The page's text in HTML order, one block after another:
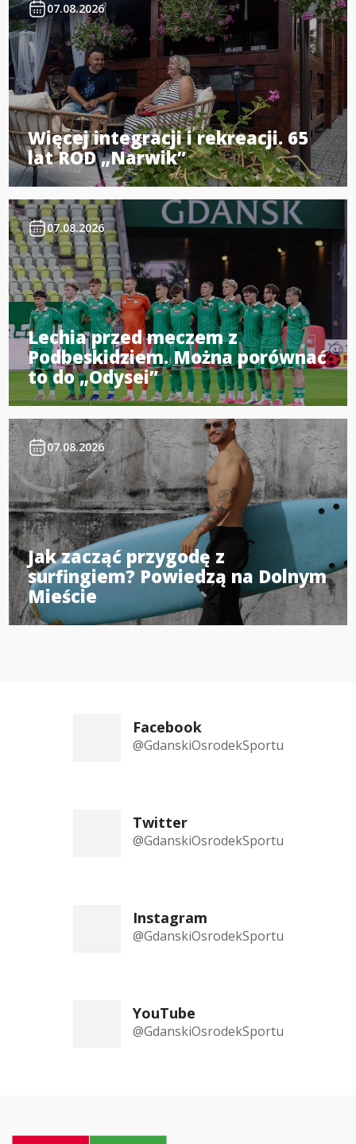
07.08.2026
Więcej integracji i rekreacji. 65
lat ROD „Narwik”
07.08.2026
Lechia przed meczem z
Podbeskidziem. Można porównać
to do „Odysei”
07.08.2026
Jak zacząć przygodę z
surfingiem? Powiedzą na Dolnym
Mieście
Facebook
@GdanskiOsrodekSportu
Twitter
@GdanskiOsrodekSportu
Instagram
@GdanskiOsrodekSportu
YouTube
@GdanskiOsrodekSportu